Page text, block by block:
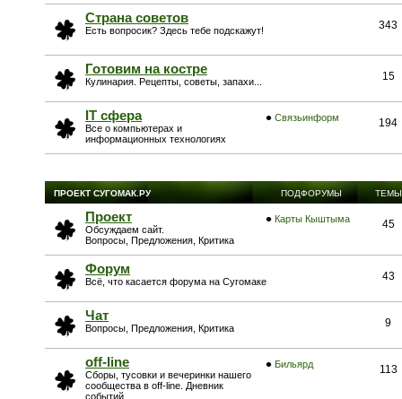
Страна советов
Есть вопросик? Здесь тебе подскажут! 343
Готовим на костре
Кулинария. Рецепты, советы, запахи... 15
IT сфера
Все о компьютерах и
информационных технологиях
Связьинформ 194
ПРОЕКТ СУГОМАК.РУ ПОДФОРУМЫ ТЕМЫ
Проект
Обсуждаем сайт.
Вопросы, Предложения, Критика
Карты Кыштыма 45
Форум
Всё, что касается форума на Сугомаке 43
Чат
Вопросы, Предложения, Критика 9
off-line
Сборы, тусовки и вечеринки нашего
сообщества в off-line. Дневник
событий.
Бильярд 113